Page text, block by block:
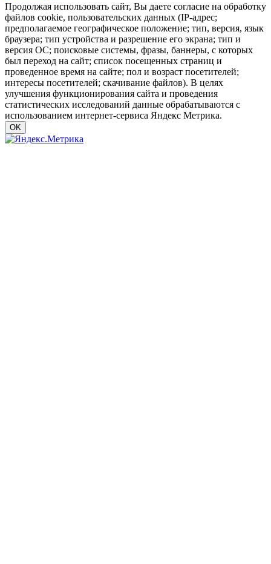
Продолжая использовать сайт, Вы даете согласие на обработку
файлов cookie, пользовательских данных (IP-адрес;
предполагаемое географическое положение; тип, версия, язык
браузера; тип устройства и разрешение его экрана; тип и
версия ОС; поисковые системы, фразы, баннеры, с которых
был переход на сайт; список посещенных страниц и
проведенное время на сайте; пол и возраст посетителей;
интересы посетителей; скачивание файлов). В целях
улучшения функционирования сайта и проведения
статистических исследований данные обрабатываются с
использованием интернет-сервиса Яндекс Метрика.
OK